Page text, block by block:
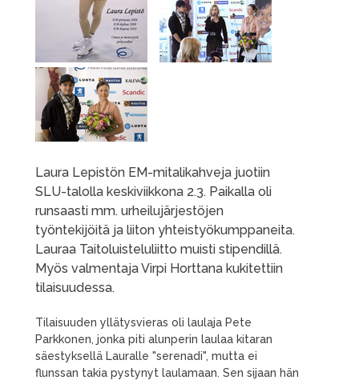
Laura Lepistön EM-mitalikahveja juotiin
SLU-talolla keskiviikkona 2.3. Paikalla oli
runsaasti mm. urheilujärjestöjen
työntekijöitä ja liiton yhteistyökumppaneita.
Lauraa Taitoluisteluliitto muisti stipendillä.
Myös valmentaja Virpi Horttana kukitettiin
tilaisuudessa.
Tilaisuuden yllätysvieras oli laulaja Pete
Parkkonen, jonka piti alunperin laulaa kitaran
säestyksellä Lauralle "serenadi", mutta ei
flunssan takia pystynyt laulamaan. Sen sijaan hän